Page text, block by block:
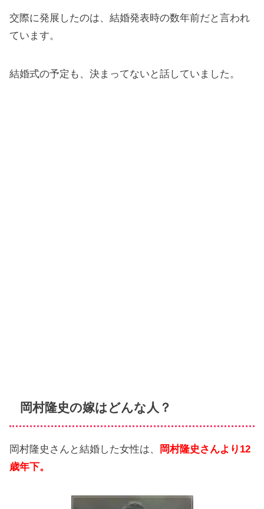
交際に発展したのは、結婚発表時の数年前だと言われ
ています。
結婚式の予定も、決まってないと話していました。
岡村隆史の嫁はどんな人？
岡村隆史さんと結婚した女性は、
岡村隆史さんより12
歳年下。